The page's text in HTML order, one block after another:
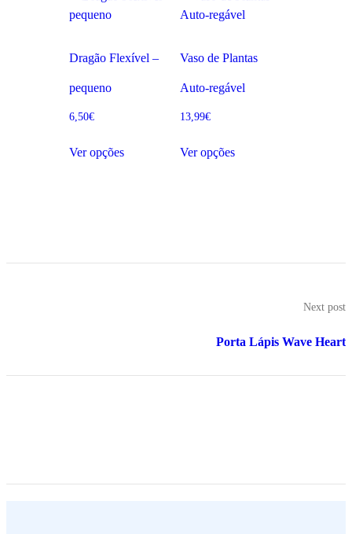
Dragão Flexível –
pequeno
6,50€
Ver opções
Vaso de Plantas
Auto-regável
13,99€
Ver opções
Next post
Porta Lápis Wave Heart